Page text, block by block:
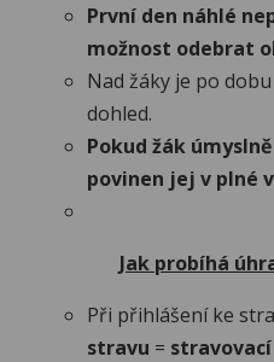
První den náhlé
možnost odebrat
Nad žáky je po
dohled.
Pokud žák
povinen jej v plné
Jak probíhá
Při přihlášení ke
stravu =